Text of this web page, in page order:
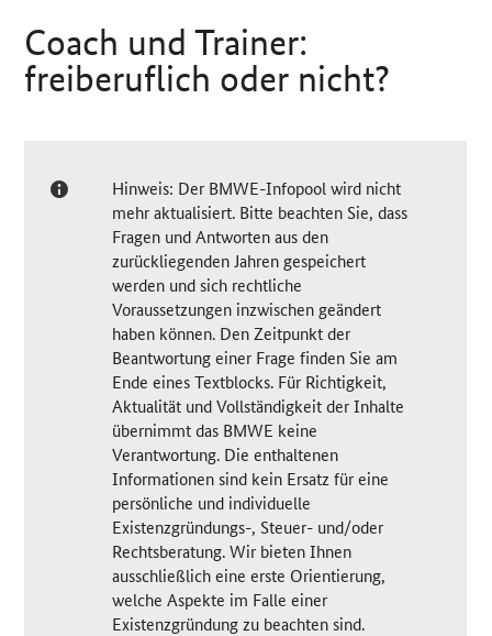
Coach und Trainer:
freiberuflich oder nicht?
Hinweis: Der BMWE-Infopool wird nicht
mehr aktualisiert. Bitte beachten Sie, dass
Fragen und Antworten aus den
zurückliegenden Jahren gespeichert
werden und sich rechtliche
Voraussetzungen inzwischen geändert
haben können. Den Zeitpunkt der
Beantwortung einer Frage finden Sie am
Ende eines Textblocks. Für Richtigkeit,
Aktualität und Vollständigkeit der Inhalte
übernimmt das BMWE keine
Verantwortung. Die enthaltenen
Informationen sind kein Ersatz für eine
persönliche und individuelle
Existenzgründungs-, Steuer- und/oder
Rechtsberatung. Wir bieten Ihnen
ausschließlich eine erste Orientierung,
welche Aspekte im Falle einer
Existenzgründung zu beachten sind.